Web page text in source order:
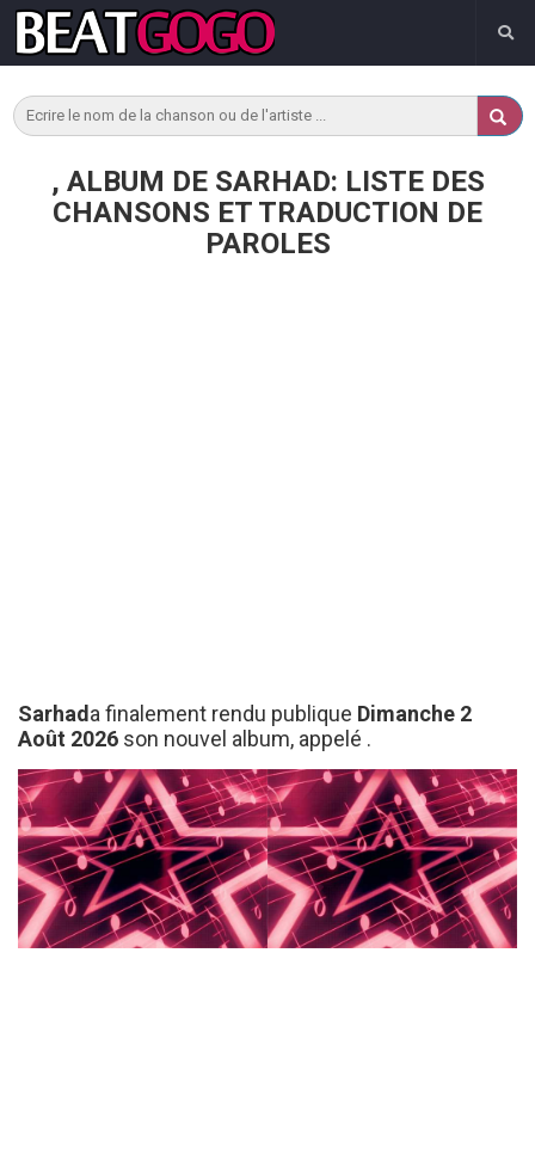
, ALBUM DE SARHAD: LISTE DES
CHANSONS ET TRADUCTION DE
PAROLES
Sarhad a finalement rendu publique Dimanche 2
Août 2026 son nouvel album, appelé .